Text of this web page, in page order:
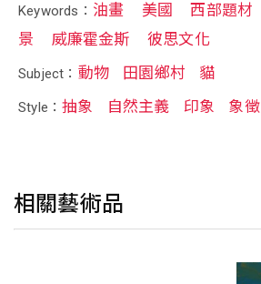
Keywords： 油畫 美國 西部題材
景
威廉霍金斯 彼思文化
Subject： 動物 田園鄉村 貓
Style：抽象 自然主義 印象 象徵
相關藝術品